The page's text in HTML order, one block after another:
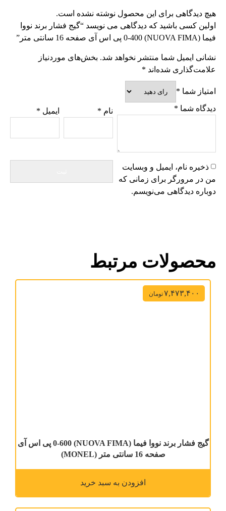
هیچ دیدگاهی برای این محصول نوشته نشده است.
اولین کسی باشید که دیدگاهی می نویسد “گیج فشار برند نووا
فیما (NUOVA FIMA) 0-400 پی اس آی صفحه 16 سانتی متر”
نشانی ایمیل شما منتشر نخواهد شد. بخش‌های موردنیاز
علامت‌گذاری شده‌اند *
امتیاز شما *
دیدگاه شما * نام * ایمیل *
ذخیره نام، ایمیل و وبسایت
من در مرورگر برای زمانی که
دوباره دیدگاهی می‌نویسم.
محصولات مرتبط
گیج فشار برند نووا فیما (NUOVA FIMA) 0-600 پی اس آی
صفحه 16 سانتی متر (MONEL)
۷,۴۷۳,۴۰۰تومان
افزودن به سبد خرید